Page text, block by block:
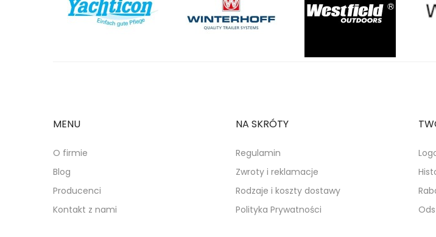
MENU
O firmie
Blog
Producenci
Kontakt z nami
NA SKRÓTY
Regulamin
Zwroty i reklamacje
Rodzaje i koszty dostawy
Polityka Prywatności